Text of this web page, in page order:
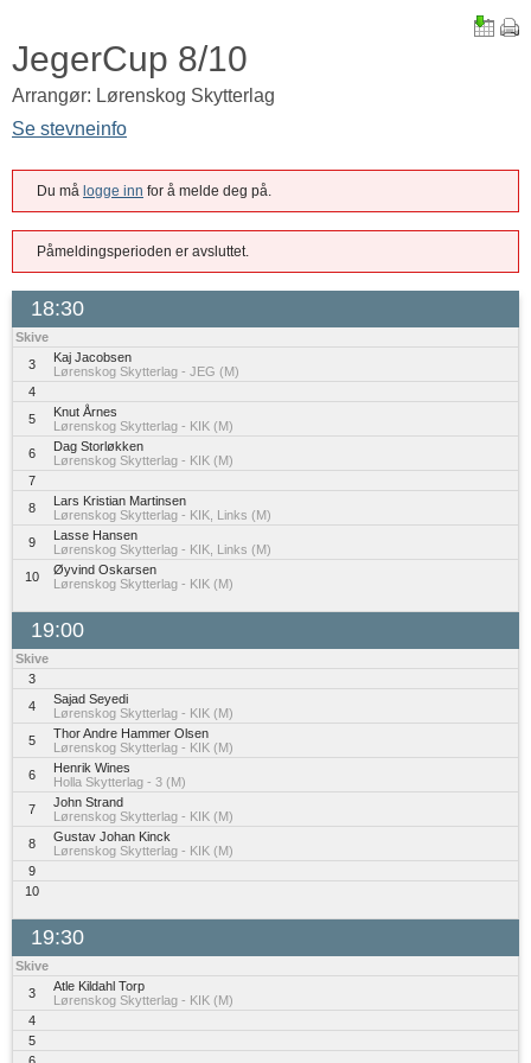
JegerCup 8/10
Arrangør: Lørenskog Skytterlag
Se stevneinfo
Du må logge inn for å melde deg på.
Påmeldingsperioden er avsluttet.
18:30
Skive
3
Kaj Jacobsen
Lørenskog Skytterlag - JEG (M)
4
5
Knut Årnes
Lørenskog Skytterlag - KIK (M)
6
Dag Storløkken
Lørenskog Skytterlag - KIK (M)
7
8
Lars Kristian Martinsen
Lørenskog Skytterlag - KIK, Links (M)
9
Lasse Hansen
Lørenskog Skytterlag - KIK, Links (M)
10
Øyvind Oskarsen
Lørenskog Skytterlag - KIK (M)
19:00
Skive
3
4
Sajad Seyedi
Lørenskog Skytterlag - KIK (M)
5
Thor Andre Hammer Olsen
Lørenskog Skytterlag - KIK (M)
6
Henrik Wines
Holla Skytterlag - 3 (M)
7
John Strand
Lørenskog Skytterlag - KIK (M)
8
Gustav Johan Kinck
Lørenskog Skytterlag - KIK (M)
9
10
19:30
Skive
3
Atle Kildahl Torp
Lørenskog Skytterlag - KIK (M)
4
5